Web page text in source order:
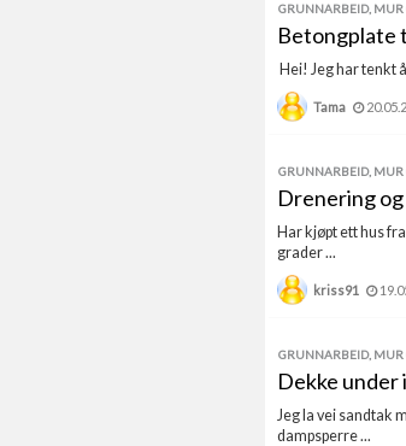
GRUNNARBEID, MUR
Betongplate
Hei! Jeg har tenkt
Tama
GRUNNARBEID, MUR
Drenering
Har kjøpt ett hus
grader ...
kriss91
GRUNNARBEID, MUR
Dekke under
Jeg la vei sandtak
dampsperre ...